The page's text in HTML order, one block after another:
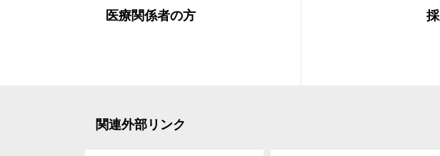
医療関係者の方
関連外部リンク